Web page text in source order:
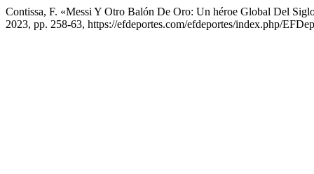
Contissa, F. «Messi Y Otro Balón De Oro: Un héroe Global Del
2023, pp. 258-63, https://efdeportes.com/efdeportes/index.php/